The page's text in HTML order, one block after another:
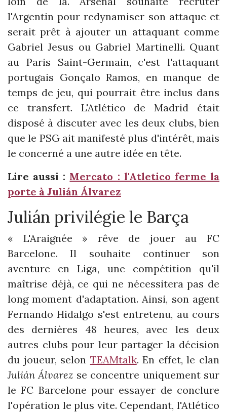
l'Argentin pour redynamiser son attaque et
serait prêt à ajouter un attaquant comme
Gabriel Jesus ou Gabriel Martinelli. Quant
au Paris Saint-Germain, c'est l'attaquant
portugais Gonçalo Ramos, en manque de
temps de jeu, qui pourrait être inclus dans
ce transfert. L'Atlético de Madrid était
disposé à discuter avec les deux clubs, bien
que le PSG ait manifesté plus d'intérêt, mais
le concerné a une autre idée en tête.
Lire aussi : Mercato : l'Atletico ferme la
porte à Julián Álvarez
Julián privilégie le Barça
« L'Araignée » rêve de jouer au FC
Barcelone. Il souhaite continuer son
aventure en Liga, une compétition qu'il
maîtrise déjà, ce qui ne nécessitera pas de
long moment d'adaptation. Ainsi, son agent
Fernando Hidalgo s'est entretenu, au cours
des dernières 48 heures, avec les deux
autres clubs pour leur partager la décision
du joueur, selon TEAMtalk. En effet, le clan
Julián Álvarez se concentre uniquement sur
le FC Barcelone pour essayer de conclure
l'opération le plus vite. Cependant, l'Atlético